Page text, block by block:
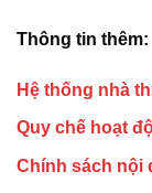
Thông tin thêm:
Hệ thống nhà
Quy chế hoạt
Chính sách nội